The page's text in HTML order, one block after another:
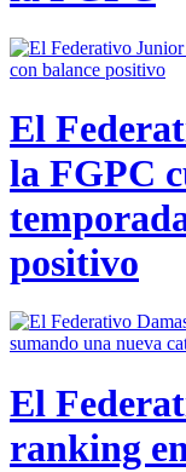
El
la FGPC
positivo
El
ranking